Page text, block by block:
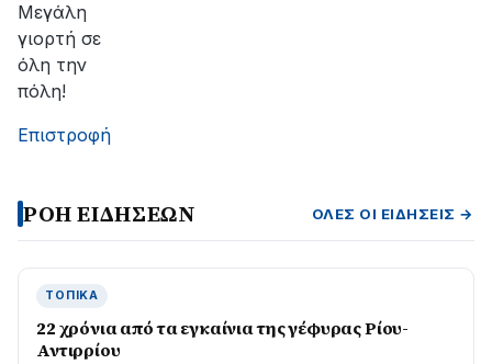
Μεγάλη
γιορτή σε
όλη την
πόλη!
Επιστροφή
ΡΟΗ ΕΙΔΗΣΕΩΝ ΌΛΕΣ ΟΙ ΕΙΔΉΣΕΙΣ →
ΤΟΠΙΚΆ
22 χρόνια από τα εγκαίνια της γέφυρας Ρίου-
Αντιρρίου